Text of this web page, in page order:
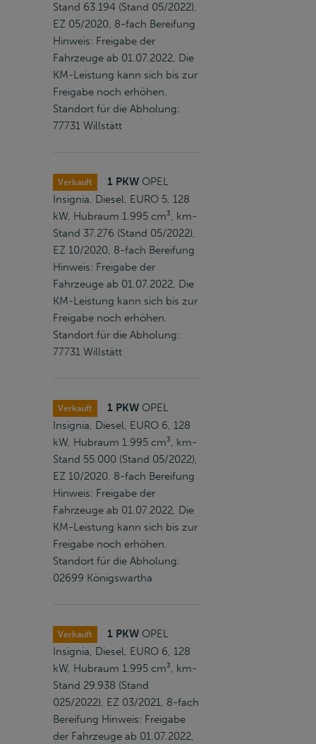
Stand 63.194 (Stand 05/2022),
EZ 05/2020, 8-fach Bereifung
Hinweis: Freigabe der
Fahrzeuge ab 01.07.2022, Die
KM-Leistung kann sich bis zur
Freigabe noch erhöhen.
Standort für die Abholung:
77731 Willstätt
Verkauft 1 PKW OPEL
Insignia, Diesel, EURO 5, 128
kW, Hubraum 1.995 cm³, km-
Stand 37.276 (Stand 05/2022),
EZ 10/2020, 8-fach Bereifung
Hinweis: Freigabe der
Fahrzeuge ab 01.07.2022, Die
KM-Leistung kann sich bis zur
Freigabe noch erhöhen.
Standort für die Abholung:
77731 Willstätt
Verkauft 1 PKW OPEL
Insignia, Diesel, EURO 6, 128
kW, Hubraum 1.995 cm³, km-
Stand 55.000 (Stand 05/2022),
EZ 10/2020, 8-fach Bereifung
Hinweis: Freigabe der
Fahrzeuge ab 01.07.2022, Die
KM-Leistung kann sich bis zur
Freigabe noch erhöhen.
Standort für die Abholung:
02699 Königswartha
Verkauft 1 PKW OPEL
Insignia, Diesel, EURO 6, 128
kW, Hubraum 1.995 cm³, km-
Stand 29.938 (Stand
025/2022), EZ 03/2021, 8-fach
Bereifung Hinweis: Freigabe
der Fahrzeuge ab 01.07.2022,